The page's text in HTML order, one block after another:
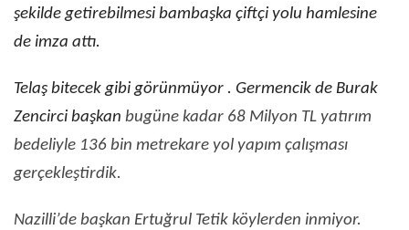
şekilde getirebilmesi bambaşka çiftçi yolu hamlesine
de imza attı.
Telaş bitecek gibi görünmüyor . Germencik de Burak
Zencirci başkan bugüne kadar 68 Milyon TL yatırım
bedeliyle 136 bin metrekare yol yapım çalışması
gerçekleştirdik.
Nazilli’de başkan Ertuğrul Tetik köylerden inmiyor.